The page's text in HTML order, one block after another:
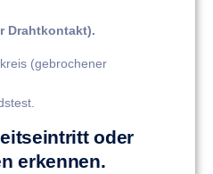
Drahtkontakt).
(gebrochener
oder
erkennen.